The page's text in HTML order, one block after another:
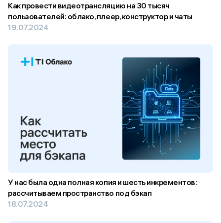
Как провести видеотрансляцию на 30 тысяч
пользователей: облако, плеер, конструктор и чаты
19.07.2024
У нас была одна полная копия и шесть инкрементов:
рассчитываем пространство под бэкап
18.07.2024